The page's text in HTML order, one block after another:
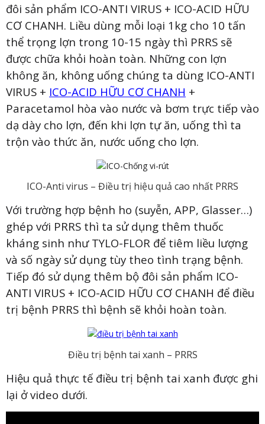
đôi sản phẩm ICO-ANTI VIRUS + ICO-ACID HỮU
CƠ CHANH. Liều dùng mỗi loại 1kg cho 10 tấn
thể trọng lợn trong 10-15 ngày thì PRRS sẽ
được chữa khỏi hoàn toàn. Những con lợn
không ăn, không uống chúng ta dùng ICO-ANTI
VIRUS + ICO-ACID HỮU CƠ CHANH +
Paracetamol hòa vào nước và bơm trực tiếp vào
dạ dày cho lợn, đến khi lợn tự ăn, uống thì ta
trộn vào thức ăn, nước uống cho lợn.
ICO-Anti virus – Điều trị hiệu quả cao nhất PRRS
Với trường hợp bệnh ho (suyễn, APP, Glasser…)
ghép với PRRS thì ta sử dụng thêm thuốc
kháng sinh như TYLO-FLOR để tiêm liều lượng
và số ngày sử dụng tùy theo tình trạng bệnh.
Tiếp đó sử dụng thêm bộ đôi sản phẩm ICO-
ANTI VIRUS + ICO-ACID HỮU CƠ CHANH để điều
trị bệnh PRRS thì bệnh sẽ khỏi hoàn toàn.
Điều trị bệnh tai xanh – PRRS
Hiệu quả thực tế điều trị bệnh tai xanh được ghi
lại ở video dưới.